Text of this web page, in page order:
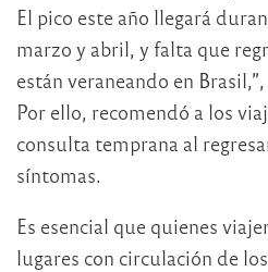
El pico este año llegará
marzo y abril, y falta que
están veraneando en
Por ello, recomendó a los
consulta temprana al
síntomas.
Es esencial que quienes
lugares con circulación de